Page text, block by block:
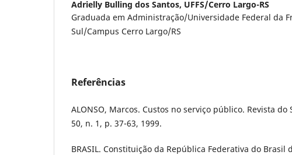
Adrielly Bulling dos Santos, UFFS/Cerro Largo-RS
Graduada em Administração/Universidade Federal da
Sul/Campus Cerro Largo/RS
Referências
ALONSO, Marcos. Custos no serviço público. Revista do
50, n. 1, p. 37-63, 1999.
BRASIL. Constituição da República Federativa do Brasil